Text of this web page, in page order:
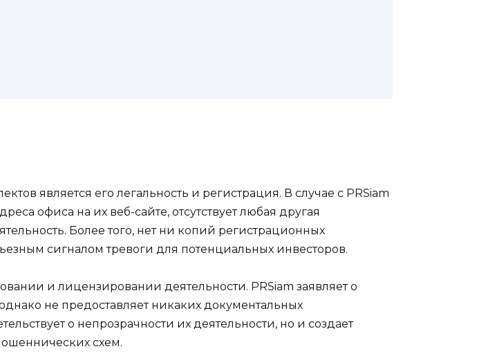
является его легальность и регистрация. В случае с PRSiam
офиса на их веб-сайте, отсутствует любая другая
Более того, нет ни копий регистрационных
сигналом тревоги для потенциальных инвесторов.
и лицензировании деятельности. PRSiam заявляет о
не предоставляет никаких документальных
о непрозрачности их деятельности, но и создает
схем.